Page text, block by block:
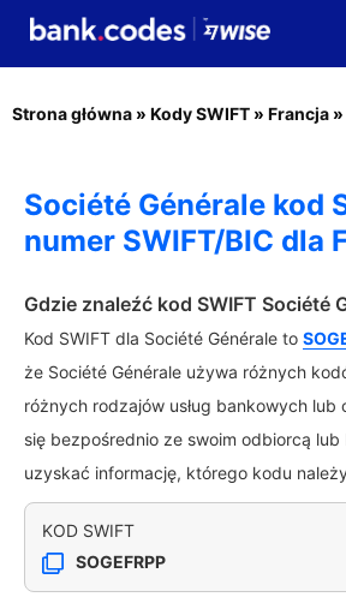
Strona główna » Kody SWIFT » Francja »
Société Générale kod
numer SWIFT/BIC dla
Gdzie znaleźć kod SWIFT Société
Kod SWIFT dla Société Générale to
że Société Générale używa różnych
różnych rodzajów usług bankowych lub
się bezpośrednio ze swoim odbiorcą
uzyskać informację, którego kodu
KOD SWIFT
SOGEFRPP